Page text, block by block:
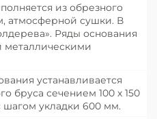
из обрезного
атмосферной сушки. В
Ряды основания
металлическими
устанавливается
бруса сечением 100 х 150
укладки 600 мм.